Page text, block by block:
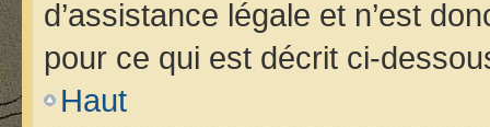
d’assistance légale et n’est
pour ce qui est décrit ci-
Haut